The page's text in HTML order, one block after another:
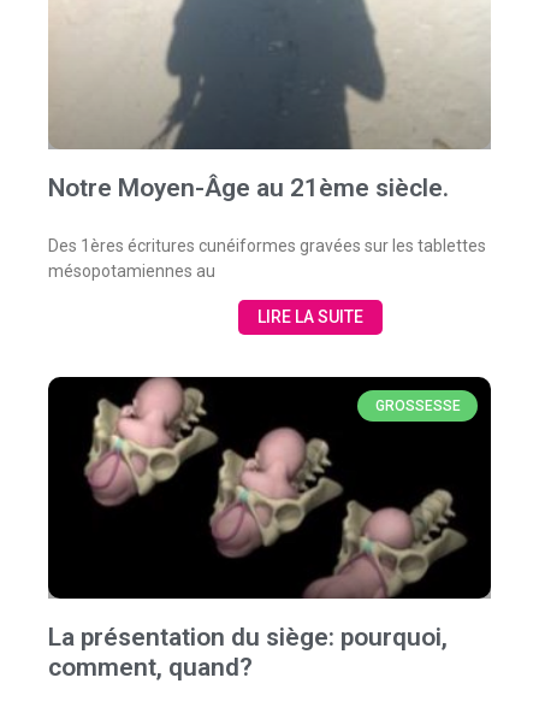
Notre Moyen-Âge au 21ème siècle.
Des 1ères écritures cunéiformes gravées sur les tablettes
mésopotamiennes au
LIRE LA SUITE
GROSSESSE
La présentation du siège: pourquoi,
comment, quand?